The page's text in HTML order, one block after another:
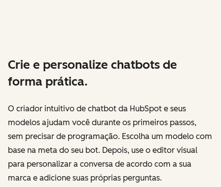
Crie e personalize chatbots de
forma prática.
O criador intuitivo de chatbot da HubSpot e seus
modelos ajudam você durante os primeiros passos,
sem precisar de programação. Escolha um modelo com
base na meta do seu bot. Depois, use o editor visual
para personalizar a conversa de acordo com a sua
marca e adicione suas próprias perguntas.